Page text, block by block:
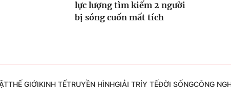
lực lượng tìm kiếm 2 người
bị sóng cuốn mất tích
THẾ GIỚIKINH TẾTRUYỀN HÌNHGIẢI TRÍY TẾĐỜI SỐNGCÔNG